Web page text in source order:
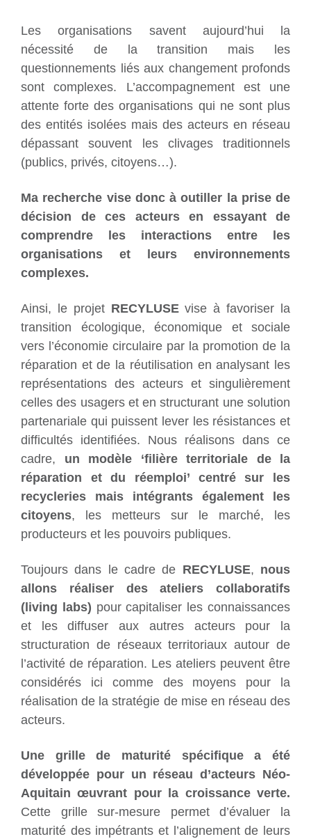
Les organisations savent aujourd’hui la
nécessité de la transition mais les
questionnements liés aux changement profonds
sont complexes. L’accompagnement est une
attente forte des organisations qui ne sont plus
des entités isolées mais des acteurs en réseau
dépassant souvent les clivages traditionnels
(publics, privés, citoyens…).
Ma recherche vise donc à outiller la prise de
décision de ces acteurs en essayant de
comprendre les interactions entre les
organisations et leurs environnements
complexes.
Ainsi, le projet RECYLUSEvise à favoriser la
transition écologique, économique et sociale
vers l’économie circulaire par la promotion de la
réparation et de la réutilisation en analysant les
représentations des acteurs et singulièrement
celles des usagers et en structurant une solution
partenariale qui puissent lever les résistances et
difficultés identifiées. Nous réalisons dans ce
cadre, un modèle ‘filière territoriale de la
réparation et du réemploi’ centré sur les
recycleries mais intégrants également les
citoyens, les metteurs sur le marché, les
producteurs et les pouvoirs publiques.
Toujours dans le cadre de RECYLUSE, nous
allons réaliser des ateliers collaboratifs
(living labs) pour capitaliser les connaissances
et les diffuser aux autres acteurs pour la
structuration de réseaux territoriaux autour de
l’activité de réparation. Les ateliers peuvent être
considérés ici comme des moyens pour la
réalisation de la stratégie de mise en réseau des
acteurs.
Une grille de maturité spécifique a été
développée pour un réseau d’acteurs Néo-
Aquitain œuvrant pour la croissance verte.
Cette grille sur-mesure permet d’évaluer la
maturité des impétrants et l’alignement de leurs